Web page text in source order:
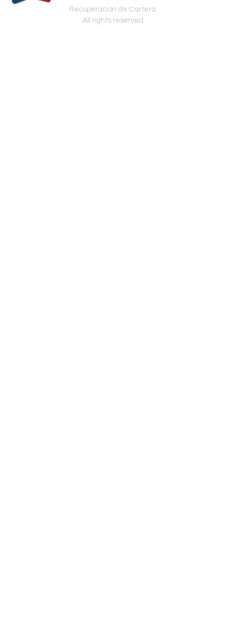
Recuperación de Cartera
All rights reserved